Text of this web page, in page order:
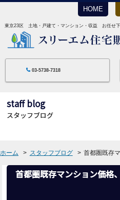
HOME
東京23区 土地・戸建て・マンション・収益 お任せ
03-5738-7318
staff blog
スタッフブログ
ホーム スタッフブログ 首都圏既存
首都圏既存マンション価格